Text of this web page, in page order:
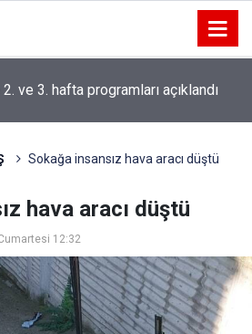
ve 3. hafta programları açıklandı
Sokağa insansız hava aracı düştü
hava aracı düştü
12:32